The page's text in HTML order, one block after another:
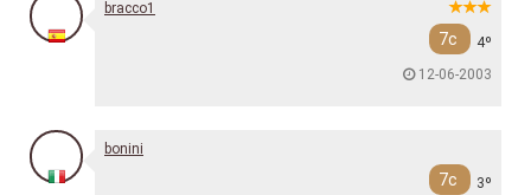
bracco1
7c
4º
12-06-2003
bonini
7c 3º